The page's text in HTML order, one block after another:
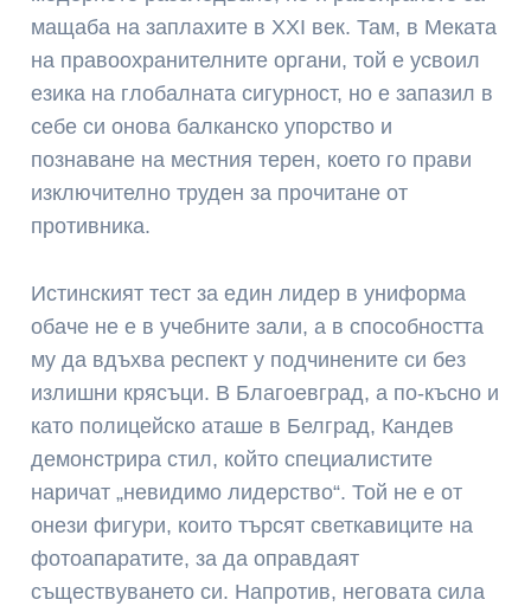
мащаба на заплахите в XXI век. Там, в Меката
на правоохранителните органи, той е усвоил
езика на глобалната сигурност, но е запазил в
себе си онова балканско упорство и
познаване на местния терен, което го прави
изключително труден за прочитане от
противника.
Истинският тест за един лидер в униформа
обаче не е в учебните зали, а в способността
му да вдъхва респект у подчинените си без
излишни крясъци. В Благоевград, а по-късно и
като полицейско аташе в Белград, Кандев
демонстрира стил, който специалистите
наричат „невидимо лидерство“. Той не е от
онези фигури, които търсят светкавиците на
фотоапаратите, за да оправдаят
съществуването си. Напротив, неговата сила